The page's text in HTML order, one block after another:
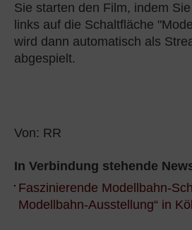
Sie starten den Film, indem Sie
links auf die Schaltfläche
wird dann automatisch als
abgespielt.
Von: RR
In Verbindung stehende
Faszinierende Modellbahn-
Modellbahn-Ausstellung“ in